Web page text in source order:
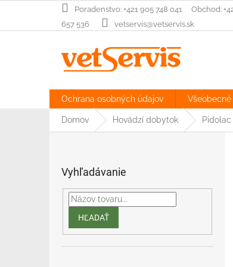
‎Poradenstvo: +421 905 748 041‏‏‎ ‎‏‏‎ ‎‏‏‎ ‎‏‏‎ ‎ Obchod: +421 905
657 536
vetservis@vetservis.sk
Ochrana osobných údajov
Domov Hovädzí dobytok
Vyhľadávanie
HĽADAŤ